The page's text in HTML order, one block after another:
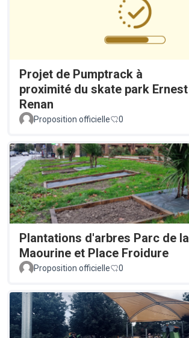
Projet de Pumptrack à
proximité du skate park Ernest
Renan
Proposition officielle 0
Plantations d'arbres Parc de la
Maourine et Place Froidure
Proposition officielle 0